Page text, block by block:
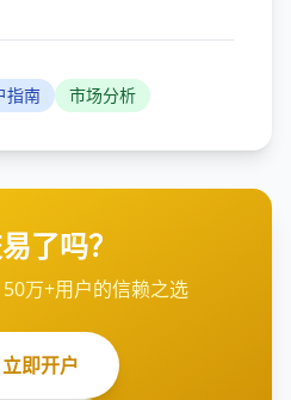
指南 市场分析
了吗？
万+用户的信赖之选
立即开户